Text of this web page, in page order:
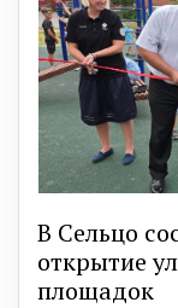
В Сельцо
открытие
площадок